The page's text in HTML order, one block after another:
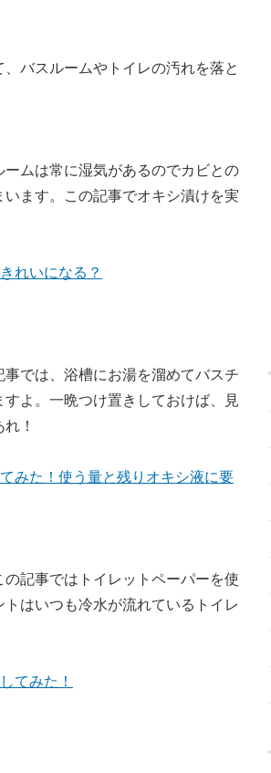
バスルームやトイレの汚れを落と
ムは常に湿気があるのでカビとの
ます。この記事でオキシ漬けを実
れいになる？
では、浴槽にお湯を溜めてバスチ
よ。一晩つけ置きしておけば、見
！
みた！使う量と残りオキシ液に要
記事ではトイレットペーパーを使
はいつも冷水が流れているトイレ
てみた！